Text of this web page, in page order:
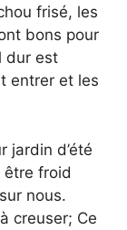
frisé, les
bons pour
dur est
entrer et les
jardin d’été
être froid
nous.
creuser; Ce